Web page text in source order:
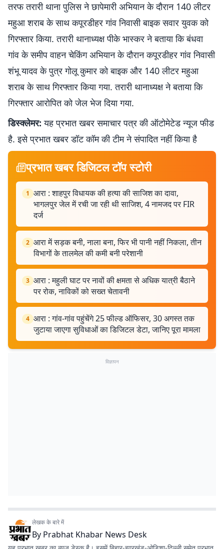
तरफ तरारी थाना पुलिस ने छापेमारी अभियान के दौरान 140 लीटर
महुआ शराब के साथ कपूरडीहर गांव निवासी बाइक सवार युवक को
गिरफ्तार किया. तरारी थानाध्यक्ष पीके भास्कर ने बताया कि बंधवा
गांव के समीप वाहन चेकिंग अभियान के दौरान कपूरडीहर गांव निवासी
शंभू यादव के पुत्र गोलू कुमार को बाइक और 140 लीटर महुआ
शराब के साथ गिरफ्तार किया गया. तरारी थानाध्यक्ष ने बताया कि
गिरफ्तार आरोपित को जेल भेज दिया गया.
डिस्क्लेमर: यह प्रभात खबर समाचार पत्र की ऑटोमेटेड न्यूज फीड
है. इसे प्रभात खबर डॉट कॉम की टीम ने संपादित नहीं किया है
प्रभात खबर डिजिटल टॉप स्टोरी
1 आरा : शाहपुर विधायक की हत्या की साजिश का दावा,
भागलपुर जेल में रची जा रही थी साजिश, 4 नामजद पर FIR
दर्ज
2 आरा में सड़क बनी, नाला बना, फिर भी पानी नहीं निकला, तीन
विभागों के तालमेल की कमी बनी परेशानी
3 आरा : महुली घाट पर नावों की क्षमता से अधिक यात्री बैठाने
पर रोक, नाविकों को सख्त चेतावनी
4 आरा : गांव-गांव पहुंचेंगे 25 फील्ड ऑफिसर, 30 अगस्त तक
जुटाया जाएगा सुविधाओं का डिजिटल डेटा, जानिए पूरा मामला
विज्ञापन
लेखक के बारे में
By Prabhat Khabar News Desk